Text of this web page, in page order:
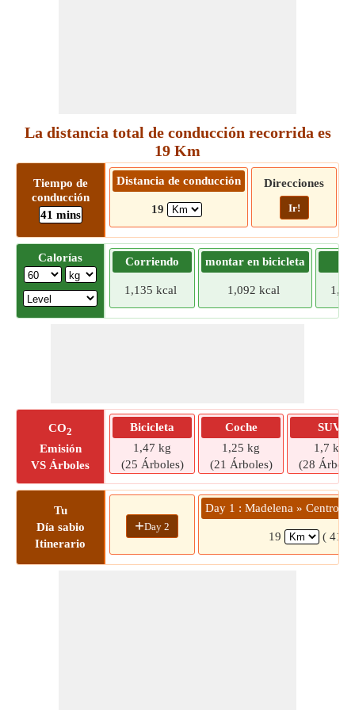
La distancia total de conducción recorrida es
19 Km
Tiempo de
conducción
41 mins
Distancia de conducción
19
Direcciones
Ir!
Calorías Corriendo
1,135 kcal
montar en bicicleta
1,092 kcal
CO2
Emisión
VS Árboles
Bicicleta
1,47 kg
(25 Árboles)
Coche
1,25 kg
(21 Árboles)
SUV
1,7 kg
(28
Tu
Día sabio
Itinerario
+Day 2
Day 1 : Madelena » Centro
19 ( 41